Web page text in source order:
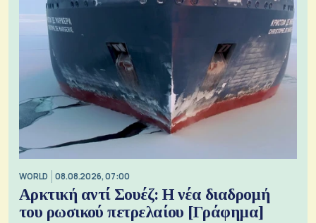
WORLD 08.08.2026, 07:00
Αρκτική αντί Σουέζ: Η νέα διαδρομή
του ρωσικού πετρελαίου [Γράφημα]